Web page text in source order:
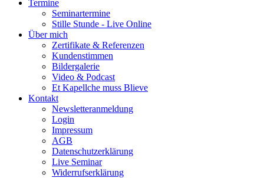
Termine
Seminartermine
Stille Stunde - Live Online
Über mich
Zertifikate & Referenzen
Kundenstimmen
Bildergalerie
Video & Podcast
Et Kapellche muss Blieve
Kontakt
Newsletteranmeldung
Login
Impressum
AGB
Datenschutzerklärung
Live Seminar
Widerrufserklärung